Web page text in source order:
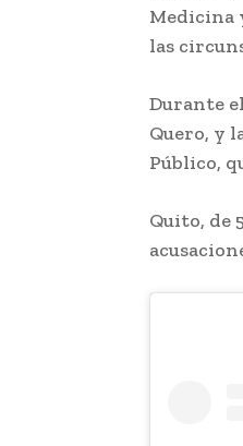
Medicina
las
Durante
Quero, y
Público,
Quito, de